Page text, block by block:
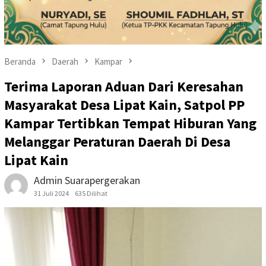
Beranda Daerah Kampar
Terima Laporan Aduan Dari Keresahan
Masyarakat Desa Lipat Kain, Satpol PP
Kampar Tertibkan Tempat Hiburan Yang
Melanggar Peraturan Daerah Di Desa
Lipat Kain
Admin Suarapergerakan
31 Juli 2024 635 Dilihat